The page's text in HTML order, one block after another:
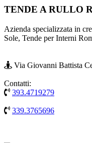
Footer
TENDE A RULLO
Azienda specializzata in
Sole, Tende per Interni
Via Giovanni Battista
Contatti:
393.4719279
339.3765696